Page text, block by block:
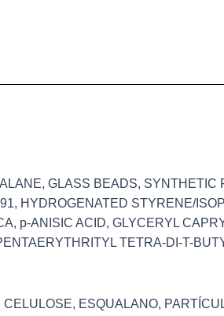
GLASS BEADS, SYNTHETIC
HYDROGENATED STYRENE/
p-ANISIC ACID, GLYCERYL
TETRA-DI-T-
ESQUALANO,